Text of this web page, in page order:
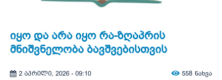
იყო და არა იყო რა-ზღაპრის
მნიშვნელობა ბავშვებისთვის
2 აპრილი, 2026 - 09:10 558 ნახვა